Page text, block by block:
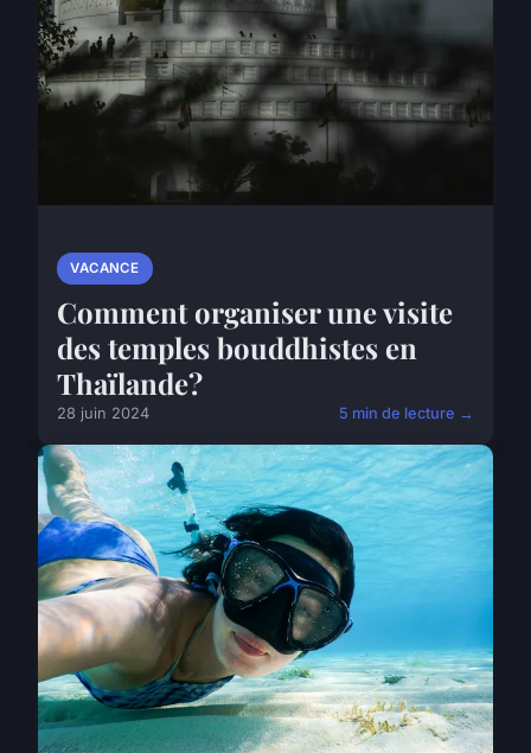
VACANCE
Comment organiser une visite
des temples bouddhistes en
Thaïlande?
28 juin 2024 5 min de lecture →